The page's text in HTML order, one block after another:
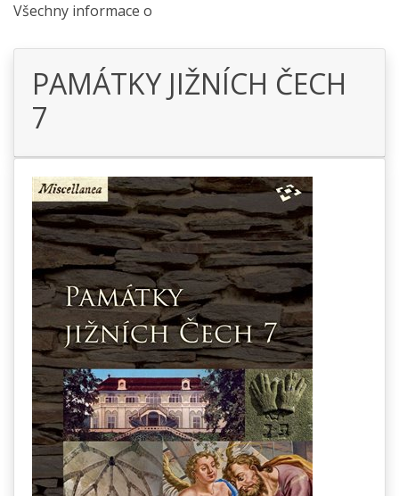
Všechny informace o
PAMÁTKY JIŽNÍCH ČECH
7